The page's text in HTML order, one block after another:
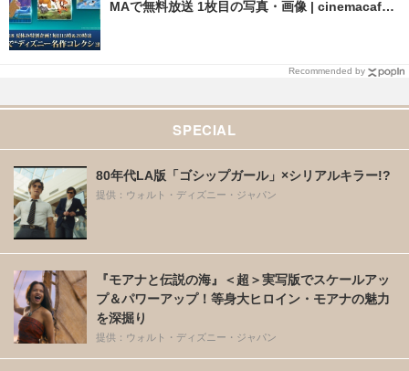
MAで無料放送 1枚目の写真・画像 | cinemacafe.
Recommended by
SPECIAL
80年代LA版「ゴシップガール」×シリアルキラー!?
提供：ウォルト・ディズニー・ジャパン
『モアナと伝説の海』＜超＞実写版でスケールアッ
プ＆パワーアップ！等身大ヒロイン・モアナの魅力
を深掘り
提供：ウォルト・ディズニー・ジャパン